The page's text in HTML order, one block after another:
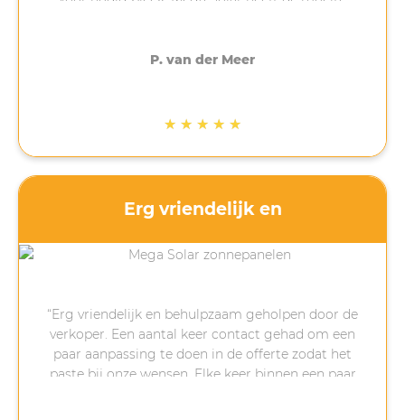
langer dan verwacht maar uiteindelijk vorige
communicatie belangrijk. Dat heeft Mega Solar
werden snel beantwoord. Ik ben goed op de
hoogte gehouden van het proces. Als nu ook de
zon nog gaat schijnen komt het helemaal goed!
P. van der Meer
★ ★ ★ ★ ★
Erg vriendelijk en
“Erg vriendelijk en behulpzaam geholpen door de
verkoper. Een aantal keer contact gehad om een
paar aanpassing te doen in de offerte zodat het
paste bij onze wensen. Elke keer binnen een paar